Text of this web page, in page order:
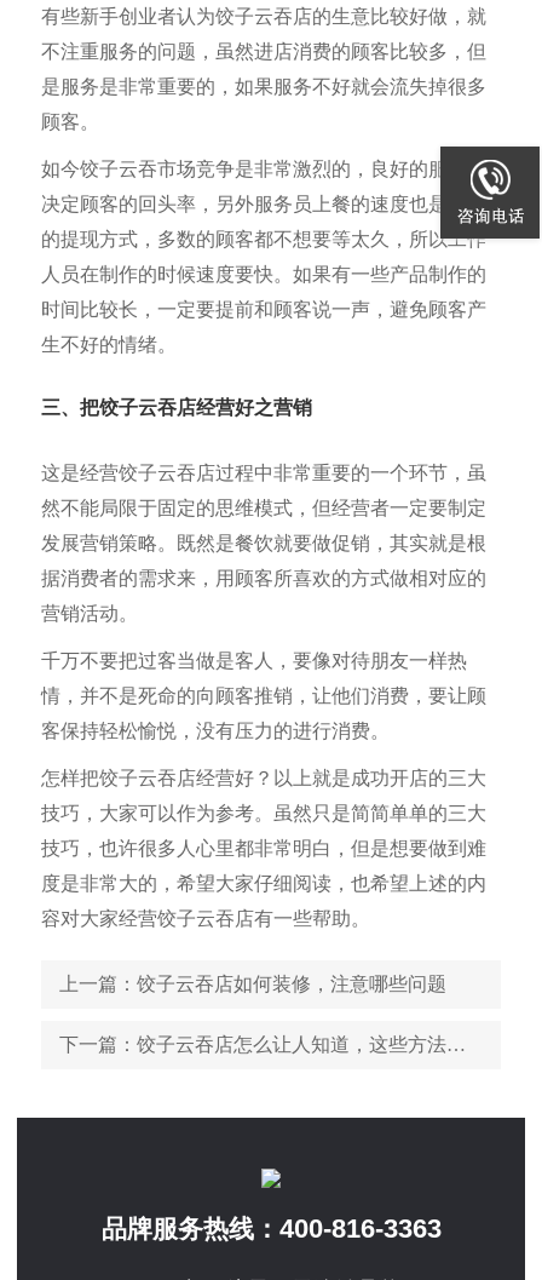
有些新手创业者认为饺子云吞店的生意比较好做，就
不注重服务的问题，虽然进店消费的顾客比较多，但
是服务是非常重要的，如果服务不好就会流失掉很多
顾客。
如今饺子云吞市场竞争是非常激烈的，良好的服务会
决定顾客的回头率，另外服务员上餐的速度也是服务
的提现方式，多数的顾客都不想要等太久，所以工作
人员在制作的时候速度要快。如果有一些产品制作的
时间比较长，一定要提前和顾客说一声，避免顾客产
生不好的情绪。
三、把饺子云吞店经营好之营销
这是经营饺子云吞店过程中非常重要的一个环节，虽
然不能局限于固定的思维模式，但经营者一定要制定
发展营销策略。既然是餐饮就要做促销，其实就是根
据消费者的需求来，用顾客所喜欢的方式做相对应的
营销活动。
千万不要把过客当做是客人，要像对待朋友一样热
情，并不是死命的向顾客推销，让他们消费，要让顾
客保持轻松愉悦，没有压力的进行消费。
怎样把饺子云吞店经营好？以上就是成功开店的三大
技巧，大家可以作为参考。虽然只是简简单单的三大
技巧，也许很多人心里都非常明白，但是想要做到难
度是非常大的，希望大家仔细阅读，也希望上述的内
容对大家经营饺子云吞店有一些帮助。
上一篇 ：饺子云吞店如何装修，注意哪些问题
下一篇 ：饺子云吞店怎么让人知道，这些方法用起来
品牌服务热线： 400-816-3363